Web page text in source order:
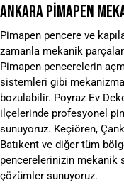
ANKARA PIMAPEN
Pimapen pencere ve
zamanla mekanik
Pimapen pencerelerin
sistemleri gibi
bozulabilir. Poyraz Ev
ilçelerinde profesyonel
sunuyoruz. Keçiören,
Batıkent ve diğer tüm
pencerelerinizin mekanik
çözümler sunuyoruz.